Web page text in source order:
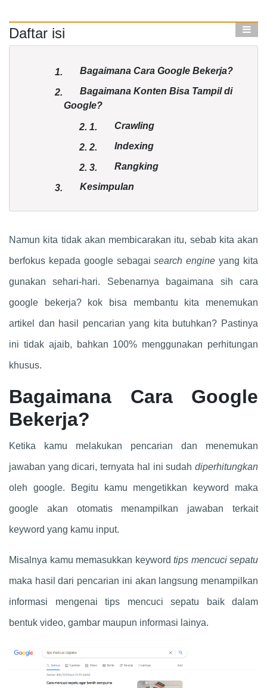
Daftar isi
1. Bagaimana Cara Google Bekerja?
2.
Bagaimana Konten Bisa Tampil di
Google?
2. 1. Crawling
2.2. Indexing
2. 3. Rangking
3. Kesimpulan
Namun kita tidak akan membicarakan itu, sebab kita akan
berfokus kepada google sebagaisearch engineyang kita
gunakan sehari-hari. Sebenarnya bagaimana sih cara
google bekerja? kok bisa membantu kita menemukan
artikel dan hasil pencarian yang kita butuhkan? Pastinya
ini tidak ajaib, bahkan 100% menggunakan perhitungan
khusus.
Bagaimana Cara Google
Bekerja?
Ketika kamu melakukan pencarian dan menemukan
jawaban yang dicari, ternyata hal ini sudah diperhitungkan
oleh google. Begitu kamu mengetikkan keyword maka
google akan otomatis menampilkan jawaban terkait
keyword yang kamu input.
Misalnya kamu memasukkan keyword tips mencuci sepatu
maka hasil dari pencarian ini akan langsung menampilkan
informasi mengenai tips mencuci sepatu baik dalam
bentuk video, gambar maupun informasi lainya.